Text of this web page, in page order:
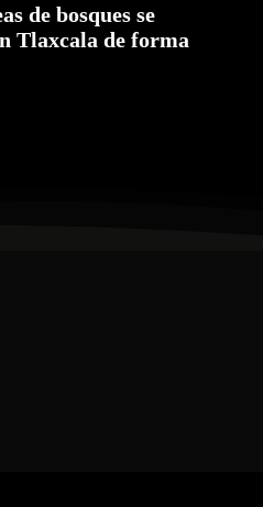
de bosques se
Tlaxcala de forma